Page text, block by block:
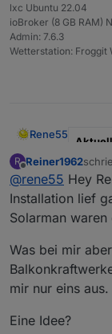
lxc Ubuntu 22.04
ioBroker (8 GB RAM)
Admin: 7.6.3
Wetterstation: Froggit
Rene55
Version
R
Offline
Reiner1962
@rene55 Hey
Installation lief
Solarman
Was bei mir
mir nur eins aus.
Eine Idee?